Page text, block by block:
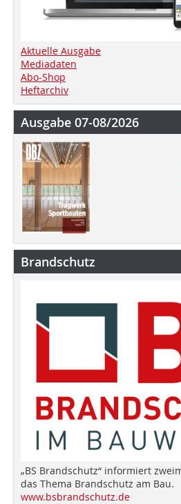
Aktuelle Ausgabe
Mediadaten
Abo-Shop
Heftarchiv
Ausgabe 07-08/2026
Brandschutz
„BS Brandschutz“ informiert
das Thema Brandschutz am Bau.
www.bsbrandschutz.de